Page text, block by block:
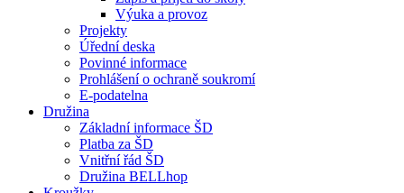
Výuka a provoz
Projekty
Úřední deska
Povinné informace
Prohlášení o ochraně soukromí
E-podatelna
Družina
Základní informace ŠD
Platba za ŠD
Vnitřní řád ŠD
Družina BELLhop